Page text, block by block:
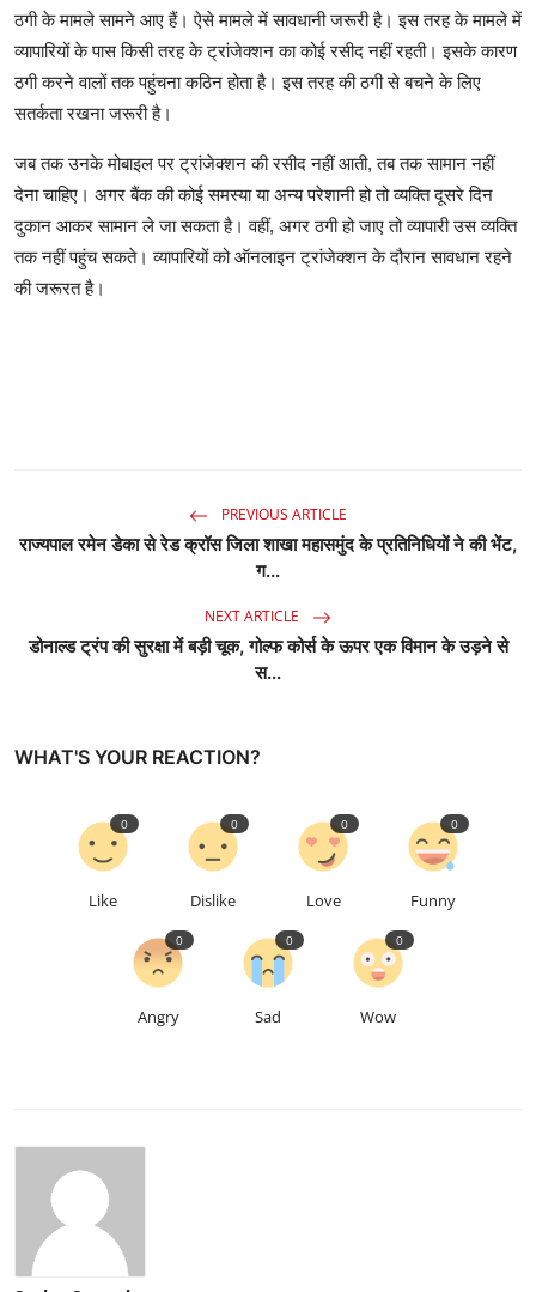
ठगी के मामले सामने आए हैं। ऐसे मामले में सावधानी जरूरी है। इस तरह के मामले में
व्यापारियों के पास किसी तरह के ट्रांजेक्शन का कोई रसीद नहीं रहती। इसके कारण
ठगी करने वालों तक पहुंचना कठिन होता है। इस तरह की ठगी से बचने के लिए
सतर्कता रखना जरूरी है।
जब तक उनके मोबाइल पर ट्रांजेक्शन की रसीद नहीं आती, तब तक सामान नहीं
देना चाहिए। अगर बैंक की कोई समस्या या अन्य परेशानी हो तो व्यक्ति दूसरे दिन
दुकान आकर सामान ले जा सकता है। वहीं, अगर ठगी हो जाए तो व्यापारी उस व्यक्ति
तक नहीं पहुंच सकते। व्यापारियों को ऑनलाइन ट्रांजेक्शन के दौरान सावधान रहने
की जरूरत है।
PREVIOUS ARTICLE
राज्यपाल रमेन डेका से रेड क्रॉस जिला शाखा महासमुंद के प्रतिनिधियों ने की भेंट,
ग...
NEXT ARTICLE
डोनाल्ड ट्रंप की सुरक्षा में बड़ी चूक, गोल्फ कोर्स के ऊपर एक विमान के उड़ने से
स...
WHAT'S YOUR REACTION?
Like
0
Dislike
0
Love
0
Funny
0
Angry
0
Sad
0
Wow
0